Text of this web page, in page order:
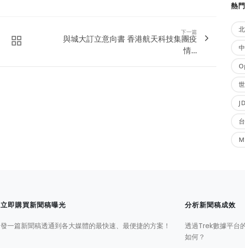
下一篇
與城大訂立意向書 香港航天科技集團疫
情...
熱
立即購買新聞稿曝光
發一篇新聞稿透通到各大媒體的最快速、最便捷的方案！
分析新聞稿成效
透過Trek數據平台
如何？